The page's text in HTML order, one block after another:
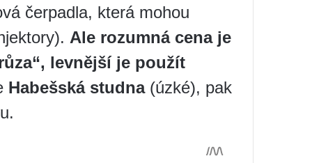
čerpadla, která mohou
Ale rozumná cena je
levnější je použít
Habešská studna(úzké), pak